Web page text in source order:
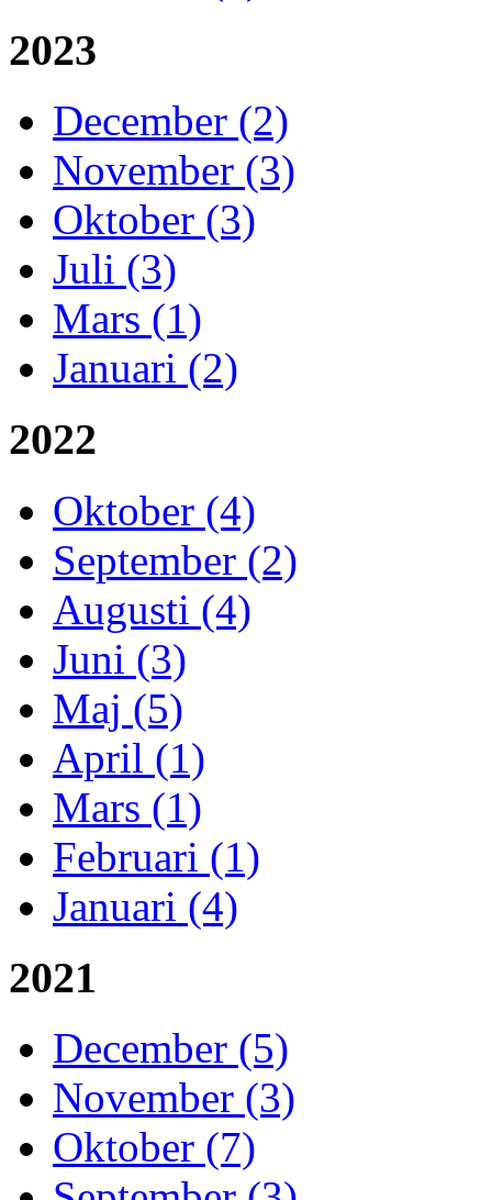
2023
December (2)
November (3)
Oktober (3)
Juli (3)
Mars (1)
Januari (2)
2022
Oktober (4)
September (2)
Augusti (4)
Juni (3)
Maj (5)
April (1)
Mars (1)
Februari (1)
Januari (4)
2021
December (5)
November (3)
Oktober (7)